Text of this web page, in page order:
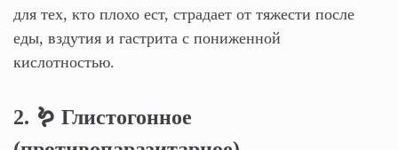
для тех, кто плохо ест, страдает от тяжести после
еды, вздутия и гастрита с пониженной
кислотностью.
2. 🪱 Глистогонное